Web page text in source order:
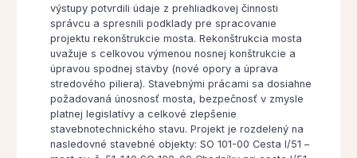
výstupy potvrdili údaje z prehliadkovej činnosti
správcu a spresnili podklady pre spracovanie
projektu rekonštrukcie mosta. Rekonštrukcia mosta
uvažuje s celkovou výmenou nosnej konštrukcie a
úpravou spodnej stavby (nové opory a úprava
stredového piliera). Stavebnými prácami sa dosiahne
požadovaná únosnosť mosta, bezpečnosť v zmysle
platnej legislatívy a celkové zlepšenie
stavebnotechnického stavu. Projekt je rozdelený na
nasledovné stavebné objekty: SO 101-00 Cesta I/51 –